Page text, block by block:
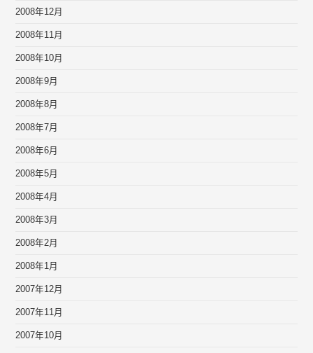
2008年12月
2008年11月
2008年10月
2008年9月
2008年8月
2008年7月
2008年6月
2008年5月
2008年4月
2008年3月
2008年2月
2008年1月
2007年12月
2007年11月
2007年10月